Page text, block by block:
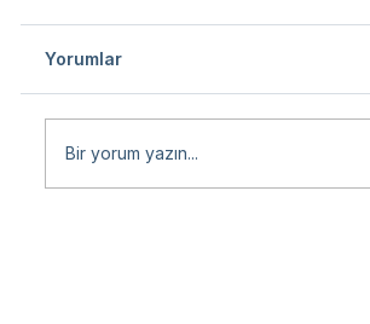
Yorumlar
Bir yorum yazın...